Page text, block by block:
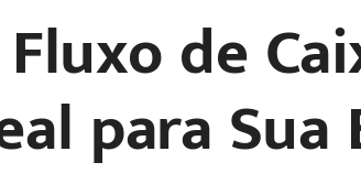
de
para Sua